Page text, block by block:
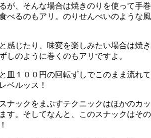
が、そんな場合は焼きのりを使って手巻
べるのもアリ。のりせんべいのような風
感じたり、味変を楽しみたい場合は焼き
しのように巻くのもアリですよ。
１００円の回転ずしでこのまま流れて
ベルッス！
ナックをまぶすテクニックはほかのカッ
す。そしてなんと、このスナックはその